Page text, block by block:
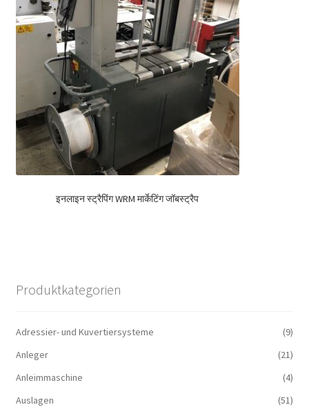
इनलाइन स्ट्रैपिंग WRM मार्केटिंग जॉबस्ट्रैप
Produktkategorien
Adressier- und Kuvertiersysteme
(9)
Anleger
(21)
Anleimmaschine
(4)
Auslagen
(51)